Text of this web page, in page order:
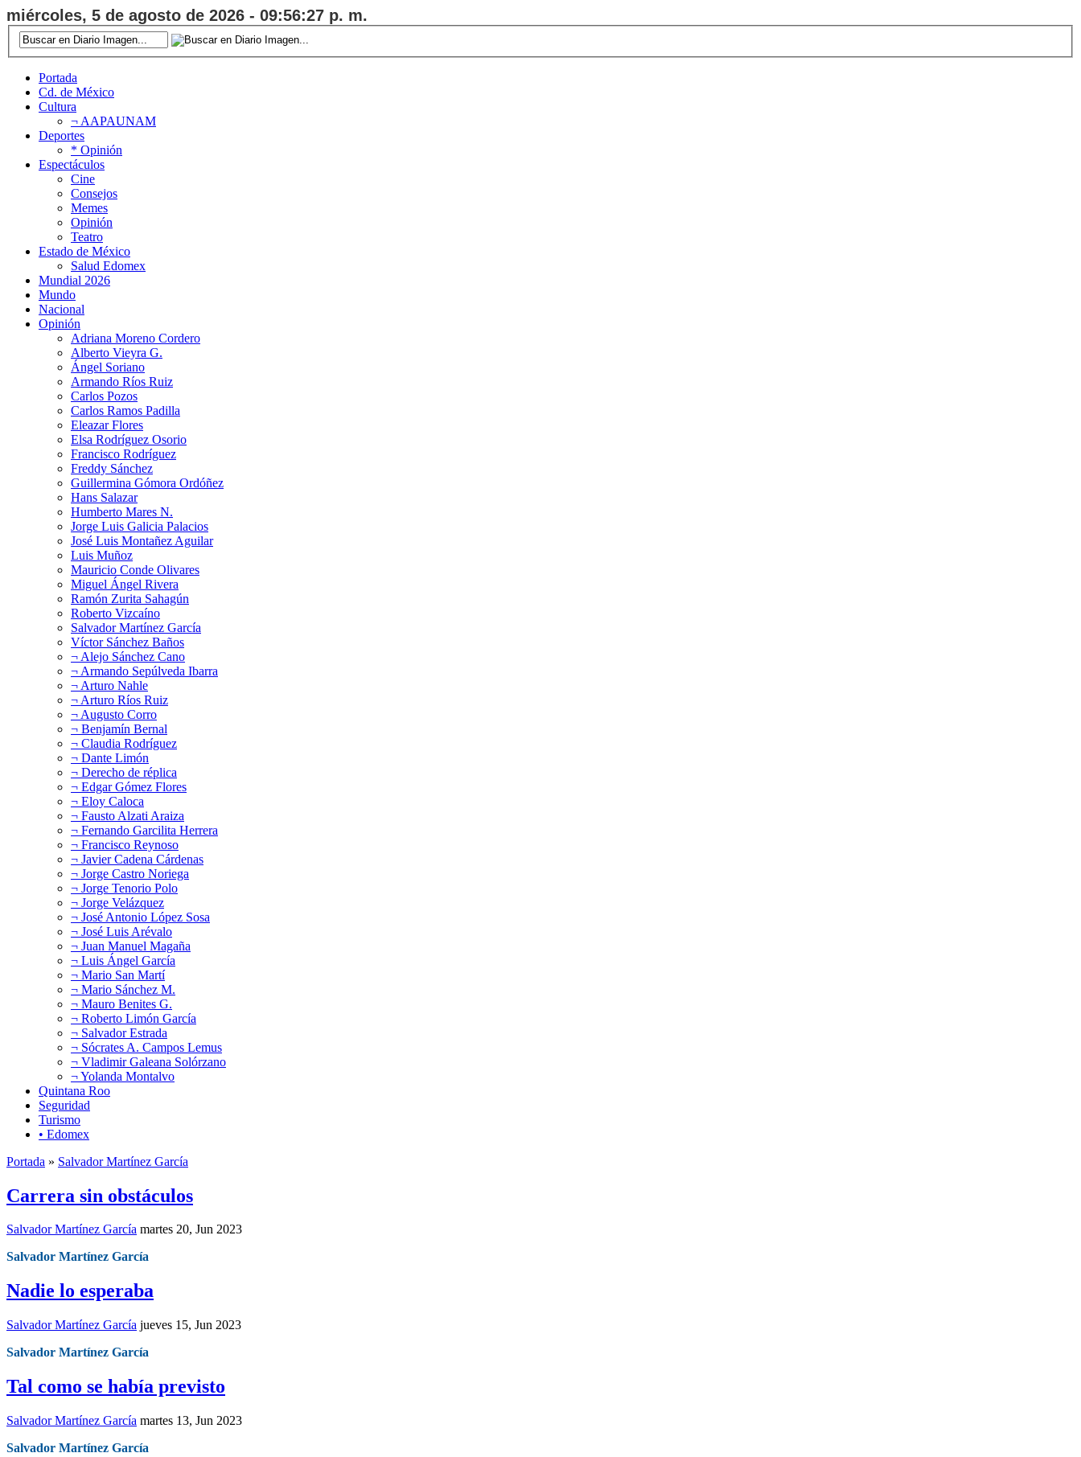
miércoles, 5 de agosto de 2026 - 09:56:28 p. m.
Portada
Cd. de México
Cultura
¬ AAPAUNAM
Deportes
* Opinión
Espectáculos
Cine
Consejos
Memes
Opinión
Teatro
Estado de México
Salud Edomex
Mundial 2026
Mundo
Nacional
Opinión
Adriana Moreno Cordero
Alberto Vieyra G.
Ángel Soriano
Armando Ríos Ruiz
Carlos Pozos
Carlos Ramos Padilla
Eleazar Flores
Elsa Rodríguez Osorio
Francisco Rodríguez
Freddy Sánchez
Guillermina Gómora Ordóñez
Hans Salazar
Humberto Mares N.
Jorge Luis Galicia Palacios
José Luis Montañez Aguilar
Luis Muñoz
Mauricio Conde Olivares
Miguel Ángel Rivera
Ramón Zurita Sahagún
Roberto Vizcaíno
Salvador Martínez García
Víctor Sánchez Baños
¬ Alejo Sánchez Cano
¬ Armando Sepúlveda Ibarra
¬ Arturo Nahle
¬ Arturo Ríos Ruiz
¬ Augusto Corro
¬ Benjamín Bernal
¬ Claudia Rodríguez
¬ Dante Limón
¬ Derecho de réplica
¬ Edgar Gómez Flores
¬ Eloy Caloca
¬ Fausto Alzati Araiza
¬ Fernando Garcilita Herrera
¬ Francisco Reynoso
¬ Javier Cadena Cárdenas
¬ Jorge Castro Noriega
¬ Jorge Tenorio Polo
¬ Jorge Velázquez
¬ José Antonio López Sosa
¬ José Luis Arévalo
¬ Juan Manuel Magaña
¬ Luis Ángel García
¬ Mario San Martí
¬ Mario Sánchez M.
¬ Mauro Benites G.
¬ Roberto Limón García
¬ Salvador Estrada
¬ Sócrates A. Campos Lemus
¬ Vladimir Galeana Solórzano
¬ Yolanda Montalvo
Quintana Roo
Seguridad
Turismo
• Edomex
Portada » Salvador Martínez García
Carrera sin obstáculos
Salvador Martínez García martes 20, Jun 2023
Salvador Martínez García
Nadie lo esperaba
Salvador Martínez García jueves 15, Jun 2023
Salvador Martínez García
Tal como se había previsto
Salvador Martínez García martes 13, Jun 2023
Salvador Martínez García